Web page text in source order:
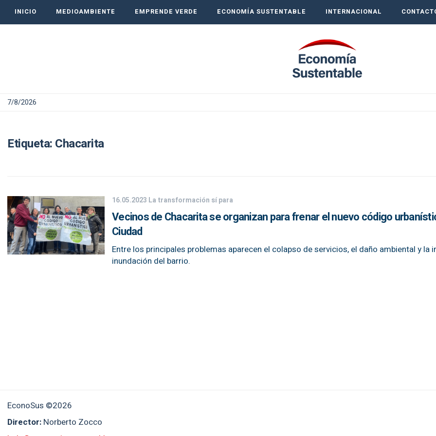
INICIO MEDIOAMBIENTE EMPRENDE VERDE ECONOMÍA SUSTENTABLE INTERNACIONAL
7/8/2026
Etiqueta: Chacarita
16.05.2023 La transformación sí para
Vecinos de Chacarita se organizan para frenar el nuevo código
Ciudad
Entre los principales problemas aparecen el colapso de servicios, el daño ambiental y la
inundación del barrio.
EconoSus ©2026
Director: Norberto Zocco